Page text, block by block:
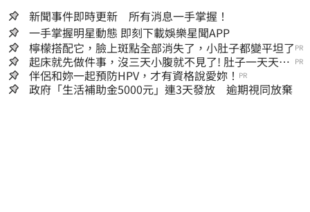
新聞事件即時更新 所有消息一手掌握！
一手掌握明星動態 即刻下載娛樂星聞APP
檸檬搭配它，臉上斑點全部消失了，小肚子都變平坦了 PR
起床就先做件事，沒三天小腹就不見了! 肚子一天天變
小！
PR
伴侶和妳一起預防HPV，才有資格說愛妳！ PR
政府「生活補助金5000元」連3天發放 逾期視同放棄